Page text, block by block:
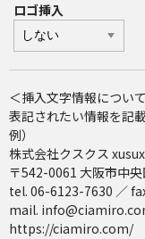
ロゴ挿入
＜挿入文字情報につい
表記されたい情報を記
例）
株式会社クスクス
〒542-0061 大阪市中
tel. 06-6123-7630 ／
mail.
https://ciamiro.com/